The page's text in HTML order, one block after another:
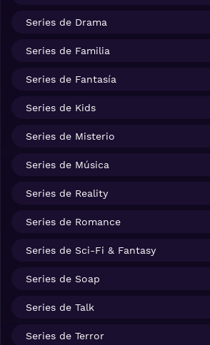
Series de Drama
Series de Familia
Series de Fantasía
Series de Kids
Series de Misterio
Series de Música
Series de Reality
Series de Romance
Series de Sci-Fi & Fantasy
Series de Soap
Series de Talk
Series de Terror